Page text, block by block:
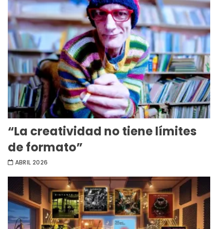
“La creatividad no tiene límites
de formato”
ABRIL 2026